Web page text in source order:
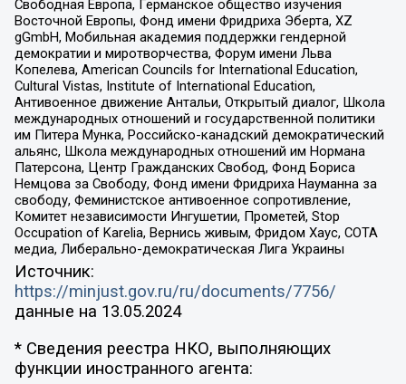
Свободная Европа, Германское общество изучения
Восточной Европы, Фонд имени Фридриха Эберта, XZ
gGmbH, Мобильная академия поддержки гендерной
демократии и миротворчества, Форум имени Льва
Копелева, American Councils for International Education,
Cultural Vistas, Institute of International Education,
Антивоенное движение Антальи, Открытый диалог, Школа
международных отношений и государственной политики
им Питера Мунка, Российско-канадский демократический
альянс, Школа международных отношений им Нормана
Патерсона, Центр Гражданских Свобод, Фонд Бориса
Немцова за Свободу, Фонд имени Фридриха Науманна за
свободу, Феминистское антивоенное сопротивление,
Комитет независимости Ингушетии, Прометей, Stop
Occupation of Karelia, Вернись живым, Фридом Хаус, СОТА
медиа, Либерально-демократическая Лига Украины
Источник:
https://minjust.gov.ru/ru/documents/7756/
данные на 13.05.2024
* Сведения реестра НКО, выполняющих
функции иностранного агента: